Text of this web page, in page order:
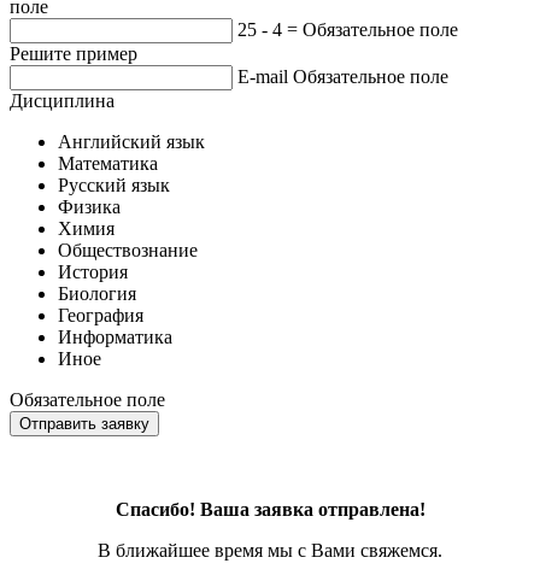
поле
25 - 4 = Обязательное поле
Решите пример
E-mail Обязательное поле
Дисциплина
Английский язык
Математика
Русский язык
Физика
Химия
Обществознание
История
Биология
География
Информатика
Иное
Обязательное поле
Отправить заявку
Спасибо! Ваша заявка отправлена!
В ближайшее время мы с Вами свяжемся.